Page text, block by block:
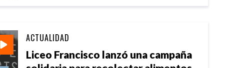
Liceo Francisco lanzó una campaña
ACTUALIDAD